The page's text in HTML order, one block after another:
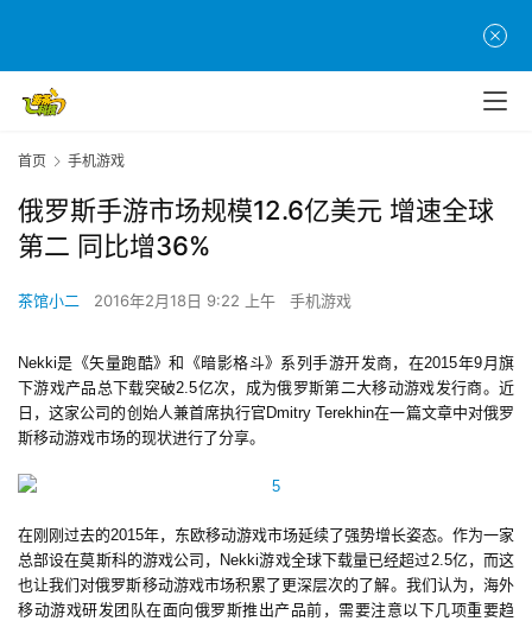
首页 手机游戏
俄罗斯手游市场规模12.6亿美元 增速全球
第二 同比增36%
茶馆小二 2016年2月18日 9:22 上午 手机游戏
Nekki是《矢量跑酷》和《暗影格斗》系列手游开发商，在2015年9月旗
下游戏产品总下载突破2.5亿次，成为俄罗斯第二大移动游戏发行商。近
日，这家公司的创始人兼首席执行官Dmitry Terekhin在一篇文章中对俄罗
斯移动游戏市场的现状进行了分享。
在刚刚过去的2015年，东欧移动游戏市场延续了强势增长姿态。作为一家
总部设在莫斯科的游戏公司，Nekki游戏全球下载量已经超过2.5亿，而这
也让我们对俄罗斯移动游戏市场积累了更深层次的了解。我们认为，海外
移动游戏研发团队在面向俄罗斯推出产品前，需要注意以下几项重要趋